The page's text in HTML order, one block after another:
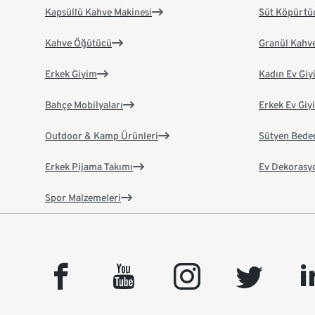
Kapsüllü Kahve Makinesi
Kahve Öğütücü
Süt
Granül
Erkek Giyim
Bahçe Mobilyaları
Outdoor & Kamp Ürünleri
Erkek Pijama Takımı
Spor Malzemeleri
Kadın Ev
Erkek Ev
Sütyen
Ev
facebook youtube instagram twitter